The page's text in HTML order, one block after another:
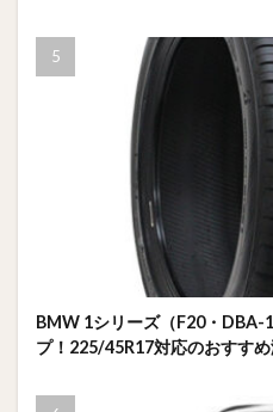
BMW 1シリーズ（F20・DBA-
プ！225/45R17対応のおすすめ